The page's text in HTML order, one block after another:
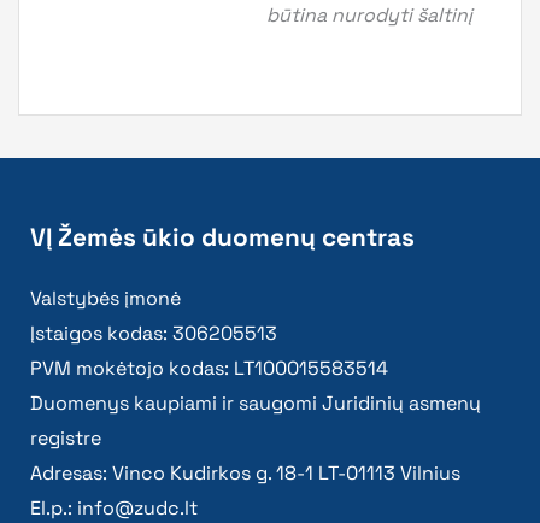
būtina nurodyti šaltinį
VĮ Žemės ūkio duomenų centras
Valstybės įmonė
Įstaigos kodas: 306205513
PVM mokėtojo kodas: LT100015583514
Duomenys kaupiami ir saugomi Juridinių asmenų
registre
Adresas: Vinco Kudirkos g. 18-1 LT-01113 Vilnius
El.p.: info@zudc.lt